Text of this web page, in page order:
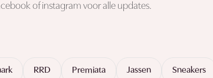
of instagram voor alle updates.
RRD Premiata Jassen Sneakers